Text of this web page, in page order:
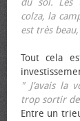
du sol. Les
colza, la
est très
Tout cela
" J’avais la
trop sortir
Entre un